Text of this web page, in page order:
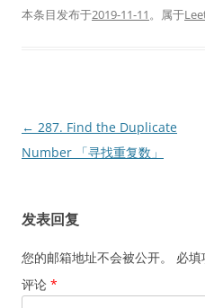
本条目发布于2019-11-11。属于
文
章
← 287. Find the Duplicate
Number 「寻找重复数」
发表回复
您的邮箱地址不会被公开。 必填
评论 *